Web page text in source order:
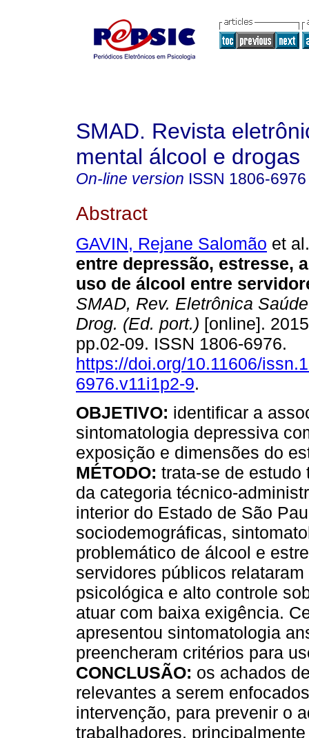
SMAD. Revista
mental álcool e drogas
On-line version ISSN 1806-6976
Abstract
GAVIN, Rejane Salomão et al.
entre depressão, estresse,
uso de álcool entre
SMAD, Rev. Eletrônica
Drog. (Ed. port.) [online].
pp.02-09. ISSN 1806-6976.
https://doi.org/10.11606/
6976.v11i1p2-9.
OBJETIVO: identificar a
sintomatologia depressiva
exposição e dimensões do
MÉTODO: trata-se de estudo
da categoria técnico-
interior do Estado de São
sociodemográficas,
problemático de álcool e
servidores públicos
psicológica e alto controle
atuar com baixa exigência.
apresentou sintomatologia
preencheram critérios para
CONCLUSÃO: os achados
relevantes a serem
intervenção, para prevenir o
trabalhadores,